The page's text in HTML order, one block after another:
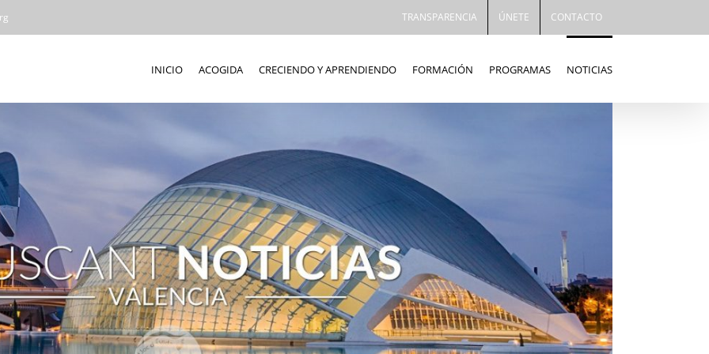
TRANSPARENCIA ÚNETE CONTACTO
INICIO ACOGIDA CRECIENDO Y APRENDIENDO FORMACIÓN PROGRAMAS NOTICIAS